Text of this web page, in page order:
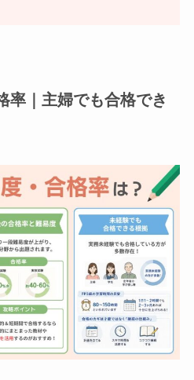
率｜主婦でも合格でき